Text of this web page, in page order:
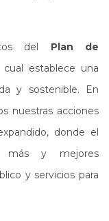
del Plan de
establece una
y sostenible. En
nuestras acciones
donde el
más y mejores
y servicios para